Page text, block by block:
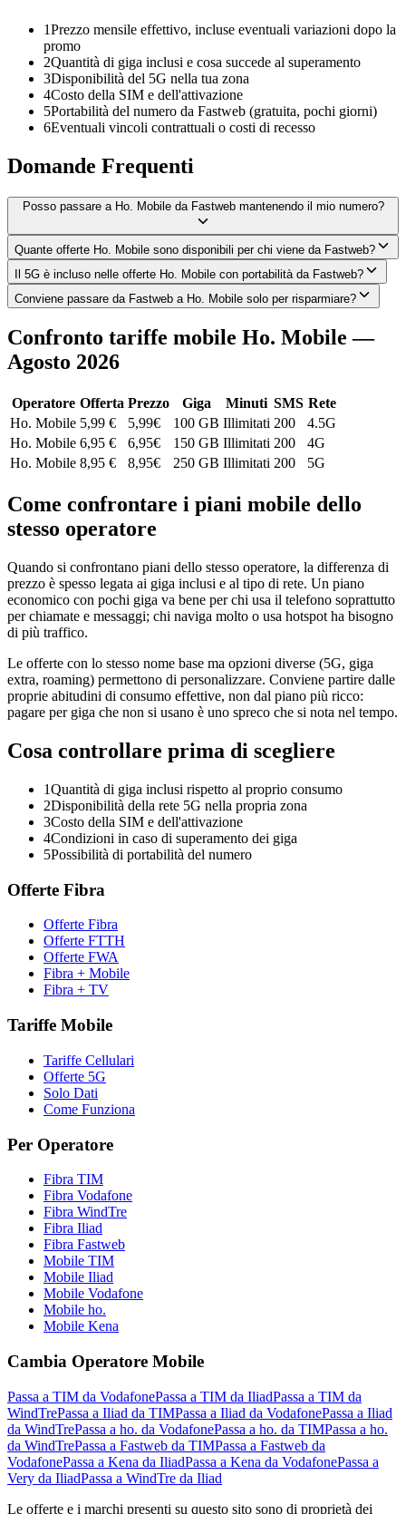
1Prezzo mensile effettivo, incluse eventuali variazioni dopo la
promo
2Quantità di giga inclusi e cosa succede al superamento
3Disponibilità del 5G nella tua zona
4Costo della SIM e dell'attivazione
5Portabilità del numero da Fastweb (gratuita, pochi giorni)
6Eventuali vincoli contrattuali o costi di recesso
Domande Frequenti
Posso passare a Ho. Mobile da Fastweb mantenendo il mio numero?
Quante offerte Ho. Mobile sono disponibili per chi viene da Fastweb?
Il 5G è incluso nelle offerte Ho. Mobile con portabilità da Fastweb?
Conviene passare da Fastweb a Ho. Mobile solo per risparmiare?
Confronto tariffe mobile Ho. Mobile —
Agosto 2026
Operatore Offerta Prezzo Giga Minuti SMS Rete
Ho. Mobile 5,99 € 5,99€ 100 GB Illimitati 200
4.5G
Ho. Mobile 6,95 € 6,95€ 150 GB Illimitati 200
4G
Ho. Mobile 8,95 € 8,95€ 250 GB Illimitati 200 5G
Come confrontare i piani mobile dello
stesso operatore
Quando si confrontano piani dello stesso operatore, la differenza di
prezzo è spesso legata ai giga inclusi e al tipo di rete. Un piano
economico con pochi giga va bene per chi usa il telefono soprattutto
per chiamate e messaggi; chi naviga molto o usa hotspot ha bisogno
di più traffico.
Le offerte con lo stesso nome base ma opzioni diverse (5G, giga
extra, roaming) permettono di personalizzare. Conviene partire dalle
proprie abitudini di consumo effettive, non dal piano più ricco:
pagare per giga che non si usano è uno spreco che si nota nel tempo.
Cosa controllare prima di scegliere
1Quantità di giga inclusi rispetto al proprio consumo
2Disponibilità della rete 5G nella propria zona
3Costo della SIM e dell'attivazione
4Condizioni in caso di superamento dei giga
5Possibilità di portabilità del numero
Offerte Fibra
Offerte Fibra
Offerte FTTH
Offerte FWA
Fibra + Mobile
Fibra + TV
Tariffe Mobile
Tariffe Cellulari
Offerte 5G
Solo Dati
Come Funziona
Per Operatore
Fibra TIM
Fibra Vodafone
Fibra WindTre
Fibra Iliad
Fibra Fastweb
Mobile TIM
Mobile Iliad
Mobile Vodafone
Mobile ho.
Mobile Kena
Cambia Operatore Mobile
Passa a TIM da VodafonePassa a TIM da IliadPassa a TIM da
WindTrePassa a Iliad da TIMPassa a Iliad da VodafonePassa a Iliad
da WindTrePassa a ho. da VodafonePassa a ho. da TIMPassa a ho.
da WindTrePassa a Fastweb da TIMPassa a Fastweb da
VodafonePassa a Kena da IliadPassa a Kena da VodafonePassa a
Very da IliadPassa a WindTre da Iliad
Le offerte e i marchi presenti su questo sito sono di proprietà dei